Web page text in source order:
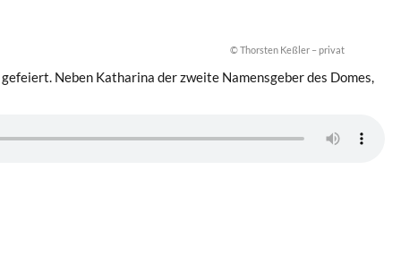
© Thorsten Keßler – privat
Neben Katharina der zweite Namensgeber des Domes,